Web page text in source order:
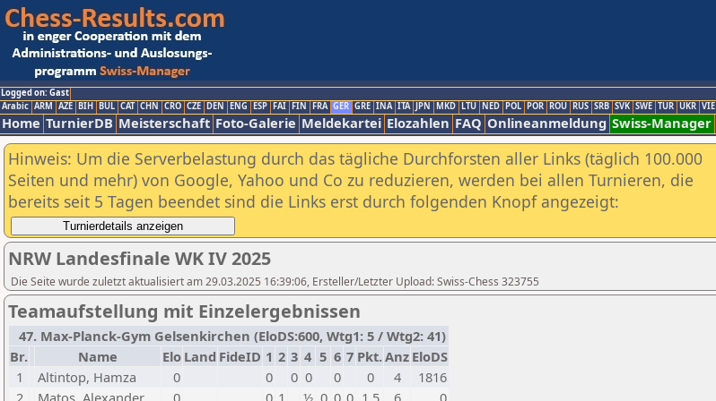
Logged on: Gast
Arabic ARM AZE BIH BUL CAT CHN CRO CZE DEN ENG ESP FAI FIN FRA GER GRE INA ITA JPN MKD LTU NED POL POR ROU RUS SRB SVK SWE TUR UKR VIE
Home TurnierDB Meisterschaft Foto-Galerie Meldekartei Elozahlen FAQ Onlineanmeldung Swiss-Manager
Hinweis: Um die Serverbelastung durch das tägliche Durchforsten aller Links (täglich 100.000
Seiten und mehr) von Google, Yahoo und Co zu reduzieren, werden bei allen Turnieren, die
bereits seit 5 Tagen beendet sind die Links erst durch folgenden Knopf angezeigt:
NRW Landesfinale WK IV 2025
Die Seite wurde zuletzt aktualisiert am 29.03.2025 16:39:06, Ersteller/Letzter Upload: Swiss-Chess 323755
Teamaufstellung mit Einzelergebnissen
47. Max-Planck-Gym Gelsenkirchen (EloDS:600, Wtg1: 5 / Wtg2: 41)
Br.
Name Elo Land FideID 1 2 3 4 5 6 7 Pkt.Anz EloDS
1
Altintop, Hamza 0 0 0 0 0 0 4
1816
2
Matos, Alexander 0 0 1 ½ 0 0 0 1,5 6
0